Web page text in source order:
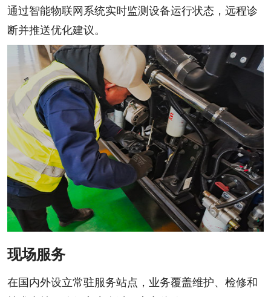
通过智能物联网系统实时监测设备运行状态，远程诊
断并推送优化建议。
现场服务
在国内外设立常驻服务站点，业务覆盖维护、检修和